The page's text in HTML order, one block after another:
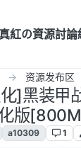
真紅の資源討論
资源发布区
]黑装甲
版
a10309 1